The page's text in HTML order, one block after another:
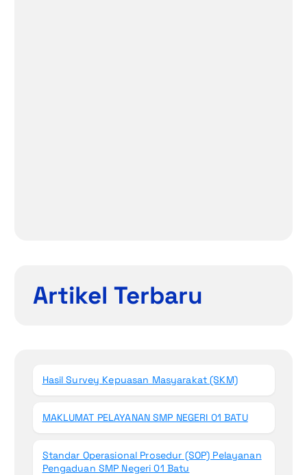
Artikel Terbaru
Hasil Survey Kepuasan Masyarakat (SKM)
MAKLUMAT PELAYANAN SMP NEGERI 01 BATU
Standar Operasional Prosedur (SOP) Pelayanan
Pengaduan SMP Negeri 01 Batu